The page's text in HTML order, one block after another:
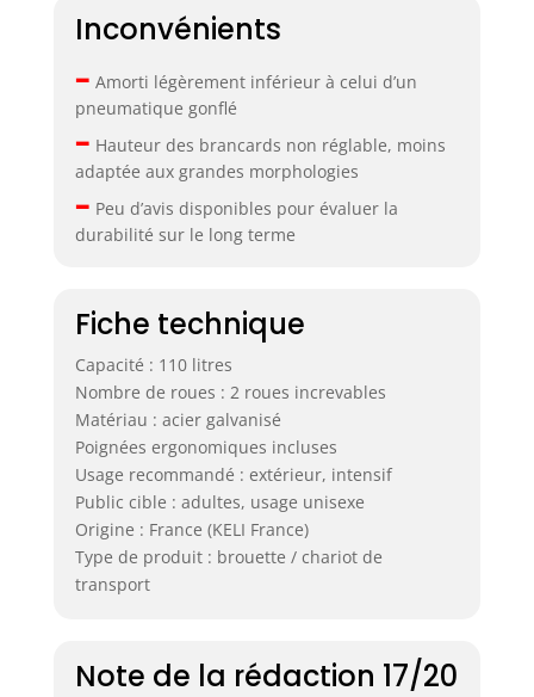
Inconvénients
– Amorti légèrement inférieur à celui d’un
pneumatique gonflé
– Hauteur des brancards non réglable, moins
adaptée aux grandes morphologies
– Peu d’avis disponibles pour évaluer la
durabilité sur le long terme
Fiche technique
Capacité : 110 litres
Nombre de roues : 2 roues increvables
Matériau : acier galvanisé
Poignées ergonomiques incluses
Usage recommandé : extérieur, intensif
Public cible : adultes, usage unisexe
Origine : France (KELI France)
Type de produit : brouette / chariot de
transport
Note de la rédaction 17/20